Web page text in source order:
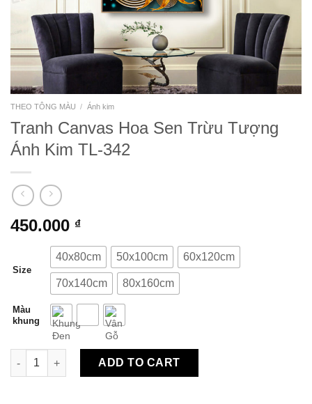
THEO TÔNG MÀU / Ánh kim
Tranh Canvas Hoa Sen Trừu Tượng
Ánh Kim TL-342
450.000 ₫
Size
40x80cm 50x100cm 60x120cm
70x140cm 80x160cm
Màu
khung
Tranh Canvas Hoa Sen Trừu Tượng Ánh Kim TL-342 quantity
ADD TO CART